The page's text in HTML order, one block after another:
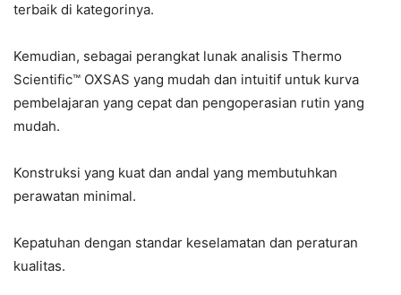
terbaik di kategorinya.
Kemudian, sebagai perangkat lunak analisis Thermo
Scientific™ OXSAS yang mudah dan intuitif untuk kurva
pembelajaran yang cepat dan pengoperasian rutin yang
mudah.
Konstruksi yang kuat dan andal yang membutuhkan
perawatan minimal.
Kepatuhan dengan standar keselamatan dan peraturan
kualitas.